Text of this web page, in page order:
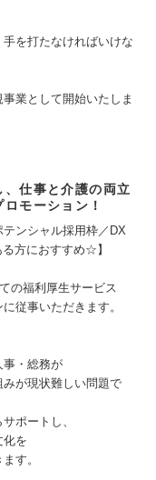
を打たなければいけな
業として開始いたしま
仕事と介護の両立
モーション！
テンシャル採用枠／DX
方におすすめ☆】
の福利厚生サービス
従事いただきます。
事・総務が
が現状難しい問題で
ポートし、
化を
す。